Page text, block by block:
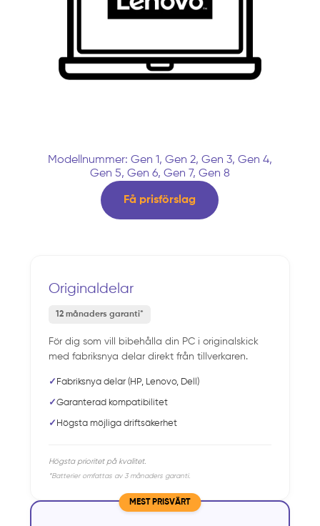
Modellnummer: Gen 1, Gen 2, Gen 3, Gen 4,
Gen 5, Gen 6, Gen 7, Gen 8
Få prisförslag
Originaldelar
12 månaders garanti*
För dig som vill bibehålla din PC i originalskick
med fabriksnya delar direkt från tillverkaren.
✓ Fabriksnya delar (HP, Lenovo, Dell)
✓Garanterad kompatibilitet
✓ Högsta möjliga driftsäkerhet
Högsta prioritet på kvalitet.
*Batterier omfattas av 3 månaders garanti.
MEST PRISVÄRT